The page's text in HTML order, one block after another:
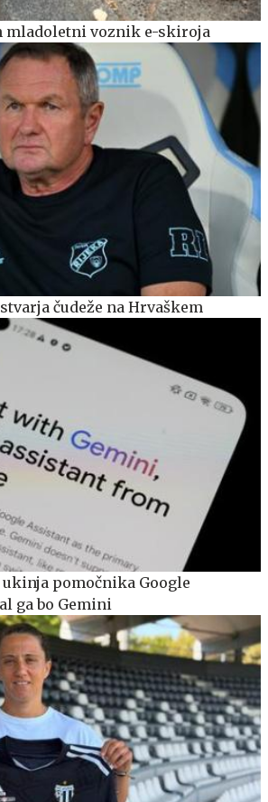
mladoletni voznik e-skiroja
čudeže na Hrvaškem
pomočnika Google
ga bo Gemini